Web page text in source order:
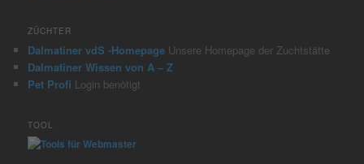
ZÜCHTER
Dalmatiner vdS -Homepage Unsere Homepage der Zuchtstätte
Dalmatiner Wissen von A – Z
Pet Profi Login benötigt
TOOL